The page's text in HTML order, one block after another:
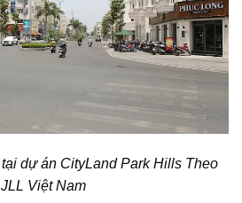
tại dự án CityLand Park Hills Theo
JLL Việt Nam